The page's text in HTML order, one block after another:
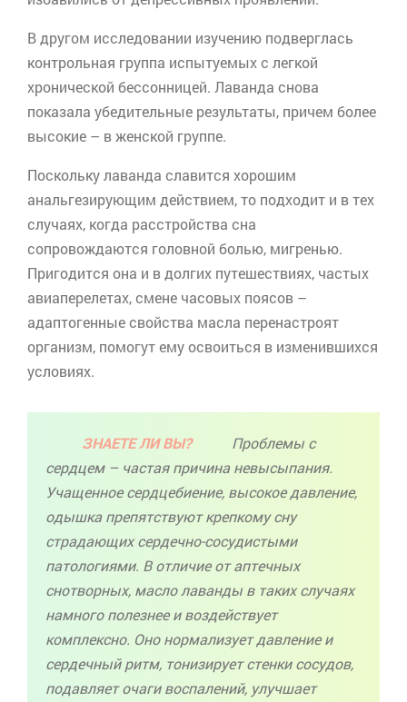
В другом исследовании изучению подверглась
контрольная группа испытуемых с легкой
хронической бессонницей. Лаванда снова
показала убедительные результаты, причем более
высокие – в женской группе.
Поскольку лаванда славится хорошим
анальгезирующим действием, то подходит и в тех
случаях, когда расстройства сна
сопровождаются головной болью, мигренью.
Пригодится она и в долгих путешествиях, частых
авиаперелетах, смене часовых поясов –
адаптогенныесвойства масла перенастроят
организм, помогут ему освоиться в изменившихся
условиях.
ЗНАЕТЕ ЛИ ВЫ?
Проблемы с
сердцем – частая причинаневысыпания.
Учащенное сердцебиение, высокое давление,
одышка препятствуют крепкому сну
страдающих сердечно-сосудистыми
патологиями. В отличие от аптечных
снотворных, масло лаванды в таких случаях
намного полезнее и воздействует
комплексно. Оно нормализует давление и
сердечный ритм, тонизирует стенки сосудов,
подавляет очаги воспалений, улучшает